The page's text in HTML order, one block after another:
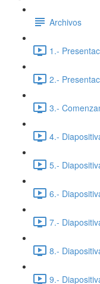
Archivos
1.-
2.-
3.-
4.-
5.-
6.-
7.-
8.-
9.-